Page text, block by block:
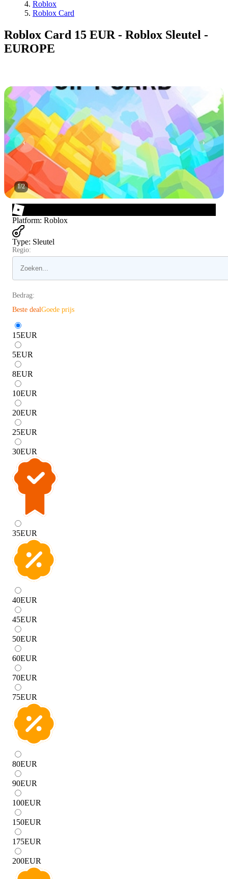
Roblox
Roblox Card
Roblox Card 15 EUR - Roblox Sleutel -
EUROPE
1/2
Platform: Roblox
Type: Sleutel
Regio:
Bedrag:
Beste dealGoede prijs
15EUR
5EUR
8EUR
10EUR
20EUR
25EUR
30EUR
35EUR
40EUR
45EUR
50EUR
60EUR
70EUR
75EUR
80EUR
90EUR
100EUR
150EUR
175EUR
200EUR